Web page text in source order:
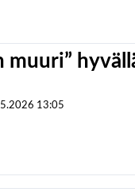
muuri”
13:05